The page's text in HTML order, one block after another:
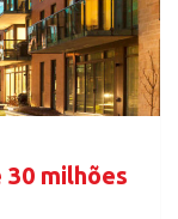
30 milhões